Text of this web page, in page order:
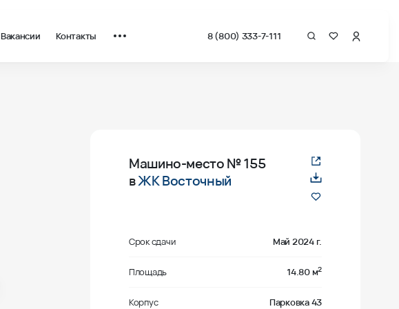
Вакансии Контакты 8 (800) 333-7-111
Машино-место№ 155
вЖК Восточный
Срок сдачи Май 2024 г.
Площадь 14.80 м2
Корпус Парковка 43